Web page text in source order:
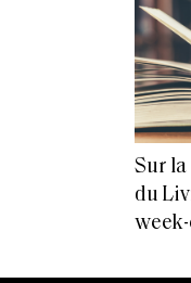
Sur la
du